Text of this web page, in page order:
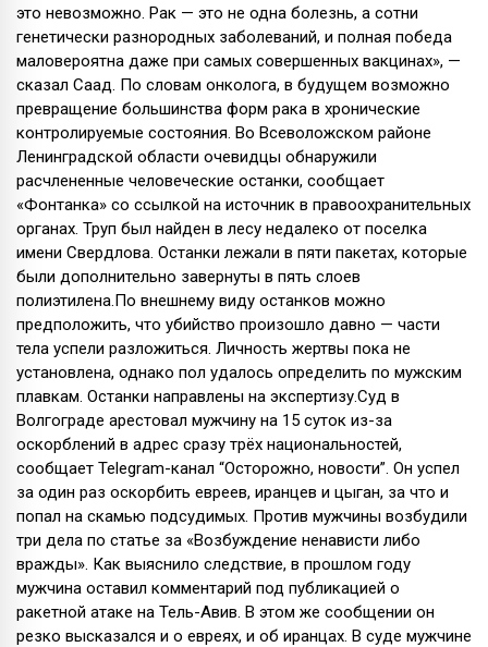
это невозможно. Рак — это не одна болезнь, а сотни
генетически разнородных заболеваний, и полная победа
маловероятна даже при самых совершенных вакцинах», —
сказал Саад. По словам онколога, в будущем возможно
превращение большинства форм рака в хронические
контролируемые состояния. Во Всеволожском районе
Ленинградской области очевидцы обнаружили
расчлененные человеческие останки, сообщает
«Фонтанка» со ссылкой на источник в правоохранительных
органах. Труп был найден в лесу недалеко от поселка
имени Свердлова. Останки лежали в пяти пакетах, которые
были дополнительно завернуты в пять слоев
полиэтилена.По внешнему виду останков можно
предположить, что убийство произошло давно — части
тела успели разложиться. Личность жертвы пока не
установлена, однако пол удалось определить по мужским
плавкам. Останки направлены на экспертизу.Суд в
Волгограде арестовал мужчину на 15 суток из-за
оскорблений в адрес сразу трёх национальностей,
сообщает Telegram-канал “Осторожно, новости”. Он успел
за один раз оскорбить евреев, иранцев и цыган, за что и
попал на скамью подсудимых. Против мужчины возбудили
три дела по статье за «Возбуждение ненависти либо
вражды». Как выяснило следствие, в прошлом году
мужчина оставил комментарий под публикацией о
ракетной атаке на Тель-Авив. В этом же сообщении он
резко высказался и о евреях, и об иранцах. В суде мужчине